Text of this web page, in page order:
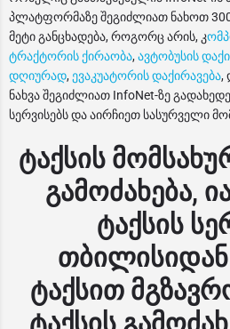
პლატფორმაზე შეგიძლიათ ნახოთ
მეტი განცხადება, როგორც არის, კ
ტრაქტორის ქირაობა, ავტობუსის
დღიურად, ევაკუატორის დაქირავება,
ნახვა შეგიძლიათ InfoNet-ზე
სერვისებს და აირჩიეთ სასურველი
ტაქსის
გამოძახება,
ტაქსის
თბილისიდან
ტაქსით